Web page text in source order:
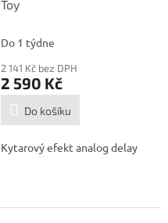
Toy
Do 1 týdne
2 141 Kč bez DPH
2 590 Kč
Do košíku
Kytarový efekt analog delay